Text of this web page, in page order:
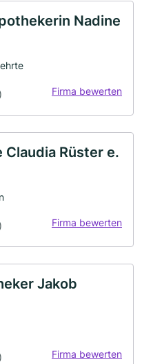
Nadine
Firma bewerten
Rüster e.
Firma bewerten
Jakob
Firma bewerten